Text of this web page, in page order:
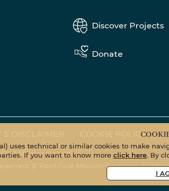
Discover Projects
Donate
COOKIE POLICY
Mission Societies
© Pontifical Mission Societies ©
uses technical or similar cookies to make
If you want to know more click here. By
I